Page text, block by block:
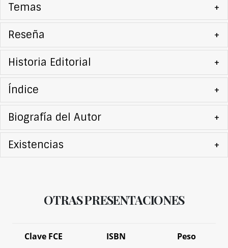
Temas +
Reseña +
Historia Editorial +
Índice +
Biografía del Autor +
Existencias +
OTRAS PRESENTACIONES
Clave FCE ISBN Peso